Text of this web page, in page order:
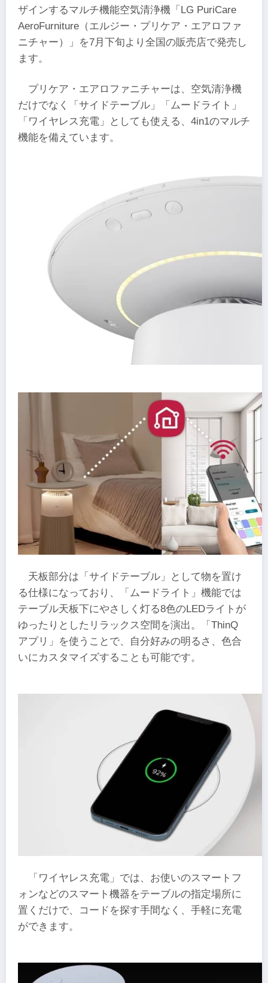
ザインするマルチ機能空気清浄機「LG PuriCare
AeroFurniture（エルジー・プリケア・エアロファ
ニチャー）」を7月下旬より全国の販売店で発売し
ます。
プリケア・エアロファニチャーは、空気清浄機
だけでなく「サイドテーブル」「ムードライト」
「ワイヤレス充電」としても使える、4in1のマルチ
機能を備えています。
天板部分は「サイドテーブル」として物を置け
る仕様になっており、「ムードライト」機能では
テーブル天板下にやさしく灯る8色のLEDライトが
ゆったりとしたリラックス空間を演出。「ThinQ
アプリ」を使うことで、自分好みの明るさ、色合
いにカスタマイズすることも可能です。
「ワイヤレス充電」では、お使いのスマートフ
ォンなどのスマート機器をテーブルの指定場所に
置くだけで、コードを探す手間なく、手軽に充電
ができます。